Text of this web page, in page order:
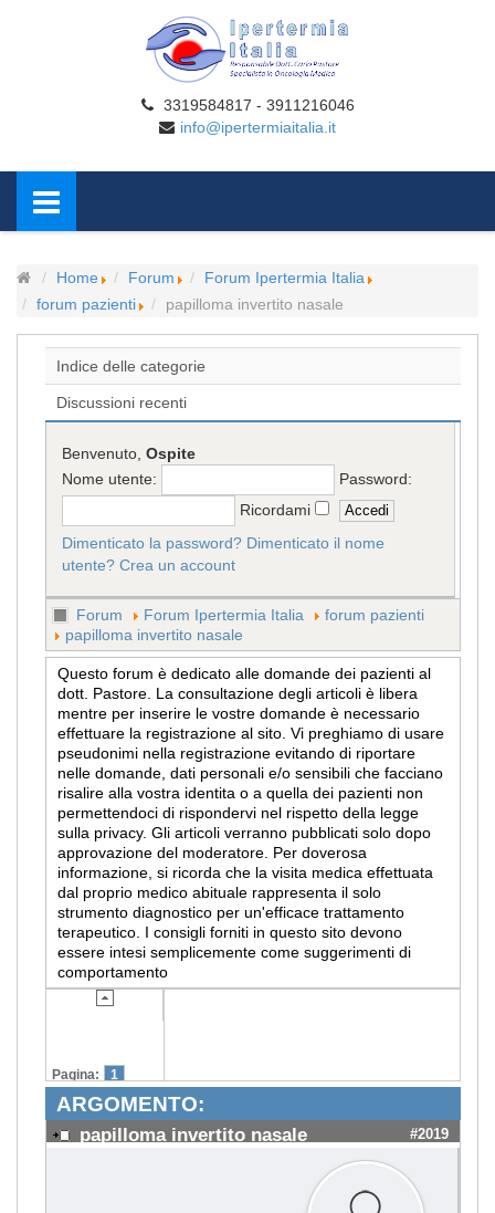
3319584817 - 3911216046
info@ipertermiaitalia.it
Home Forum
Forum Ipertermia Italia
forum pazienti
papilloma invertito nasale
Indice delle categorie
Discussioni recenti
Benvenuto,Ospite
Nome utente:
Password:
Ricordami
Dimenticato la password? Dimenticato il nome
utente? Crea un account
Forum Forum Ipertermia Italia
forum pazienti
papilloma invertito nasale
Questo forum è dedicato alle domande dei pazienti al
dott. Pastore. La consultazione degli articoli è libera
mentre per inserire le vostre domande è necessario
effettuare la registrazione al sito. Vi preghiamo di usare
pseudonimi nella registrazione evitando di riportare
nelle domande, dati personali e/o sensibili che facciano
risalire alla vostra identita o a quella dei pazienti non
permettendoci di rispondervi nel rispetto della legge
sulla privacy. Gli articoli verranno pubblicati solo dopo
approvazione del moderatore. Per doverosa
informazione, si ricorda che la visita medica effettuata
dal proprio medico abituale rappresenta il solo
strumento diagnostico per un'efficace trattamento
terapeutico. I consigli forniti in questo sito devono
essere intesi semplicemente come suggerimenti di
comportamento
Pagina: 1
ARGOMENTO:
papilloma invertito nasale #2019